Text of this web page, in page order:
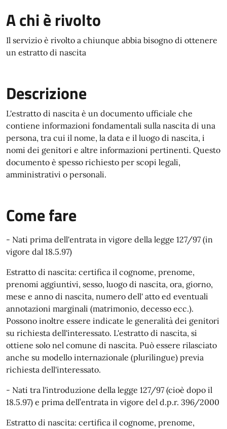
A chi è rivolto
Il servizio è rivolto a chiunque abbia bisogno di ottenere
un estratto di nascita
Descrizione
L'estratto di nascita è un documento ufficiale che
contiene informazioni fondamentali sulla nascita di una
persona, tra cui il nome, la data e il luogo di nascita, i
nomi dei genitori e altre informazioni pertinenti. Questo
documento è spesso richiesto per scopi legali,
amministrativi o personali.
Come fare
- Nati prima dell'entrata in vigore della legge 127/97 (in
vigore dal 18.5.97)
Estratto di nascita: certifica il cognome, prenome,
prenomi aggiuntivi, sesso, luogo di nascita, ora, giorno,
mese e anno di nascita, numero dell' atto ed eventuali
annotazioni marginali (matrimonio, decesso ecc.).
Possono inoltre essere indicate le generalità dei genitori
su richiesta dell'interessato. L'estratto di nascita, si
ottiene solo nel comune di nascita. Può essere rilasciato
anche su modello internazionale (plurilingue) previa
richiesta dell'interessato.
- Nati tra l'introduzione della legge 127/97 (cioè dopo il
18.5.97) e prima dell’entrata in vigore del d.p.r. 396/2000
Estratto di nascita: certifica il cognome, prenome,